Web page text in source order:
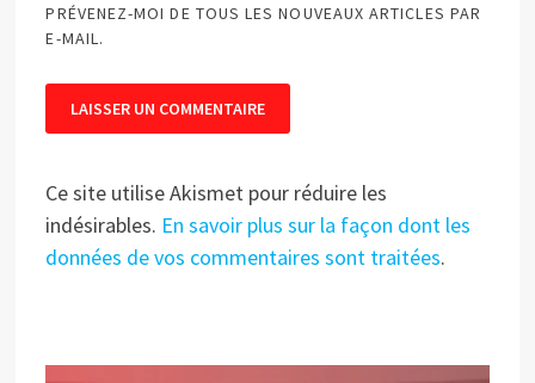
PRÉVENEZ-MOI DE TOUS LES NOUVEAUX ARTICLES PAR
E-MAIL.
Ce site utilise Akismet pour réduire les
indésirables. En savoir plus sur la façon dont les
données de vos commentaires sont traitées.